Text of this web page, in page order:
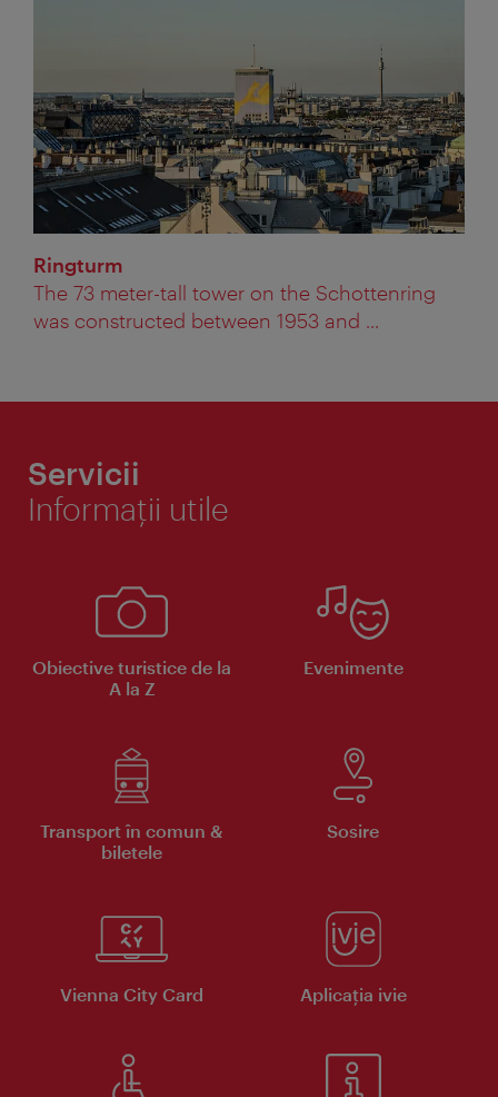
Ringturm
The 73 meter-tall tower on the Schottenring
was constructed between 1953 and ...
Servicii
Informaţii utile
Obiective turistice de la
A la Z
Evenimente
Transport în comun &
biletele
Sosire
Vienna City Card Aplicaţia ivie